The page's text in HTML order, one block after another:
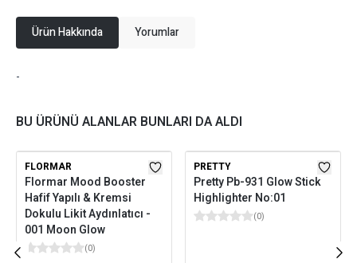
Ürün Hakkında Yorumlar
-
BU ÜRÜNÜ ALANLAR BUNLARI DA ALDI
FLORMAR
Flormar Mood Booster
Hafif Yapılı & Kremsi
Dokulu Likit Aydınlatıcı -
001 Moon Glow
(0)
PRETTY
Pretty Pb-931 Glow Stick
Highlighter No:01
(0)